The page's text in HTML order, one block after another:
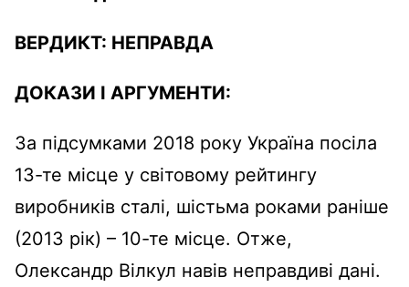
ВЕРДИКТ: НЕПРАВДА
ДОКАЗИ І АРГУМЕНТИ:
За підсумками 2018 року Україна посіла
13-те місце у світовому рейтингу
виробників сталі, шістьма роками раніше
(2013 рік) – 10-те місце. Отже,
Олександр Вілкул навів неправдиві дані.